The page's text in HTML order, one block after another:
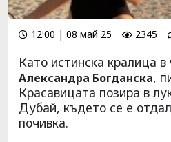
12:00 | 08 май 25 2345
Като истинска кралица
Александра Богданска,
Красавицата позира в
Дубай, където се е
почивка.